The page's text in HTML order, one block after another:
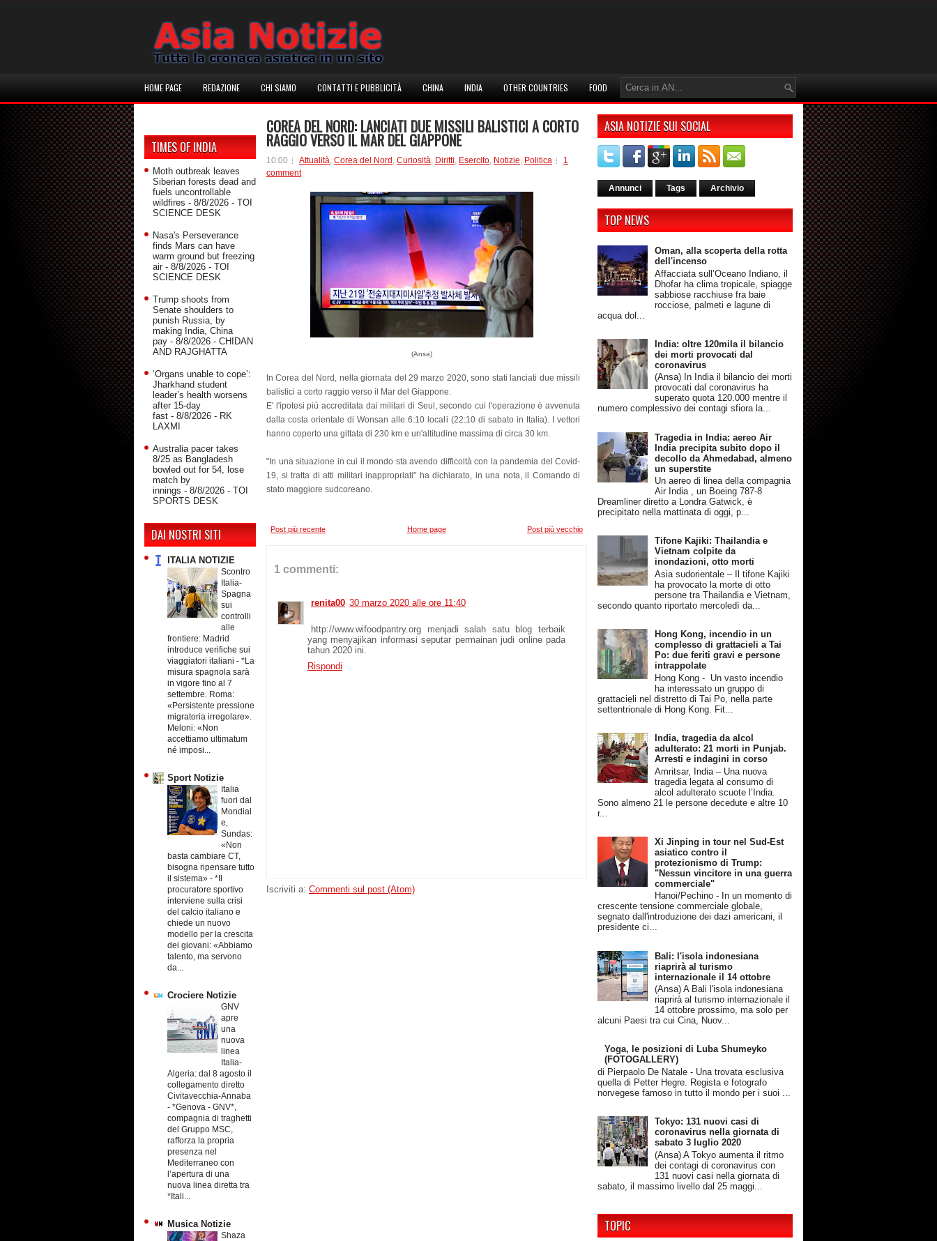
HOME PAGE REDAZIONE CHI SIAMO CONTATTI E PUBBLICITÀ CHINA INDIA OTHER COUNTRIES FOOD
TIMES OF INDIA
Moth outbreak leaves
Siberian forests dead and
fuels uncontrollable
wildfires - 8/8/2026 - TOI
SCIENCE DESK
Nasa's Perseverance
finds Mars can have
warm ground but freezing
air - 8/8/2026 - TOI
SCIENCE DESK
Trump shoots from
Senate shoulders to
punish Russia, by
making India, China
pay - 8/8/2026 - CHIDAN
AND RAJGHATTA
‘Organs unable to cope’:
Jharkhand student
leader’s health worsens
after 15-day
fast - 8/8/2026 - RK
LAXMI
Australia pacer takes
8/25 as Bangladesh
bowled out for 54, lose
match by
innings - 8/8/2026 - TOI
SPORTS DESK
DAI NOSTRI SITI
ITALIA NOTIZIE
Scontro
Italia-
Spagna
sui
controlli
alle
frontiere: Madrid
introduce verifiche sui
viaggiatori italiani - *La
misura spagnola sarà
in vigore fino al 7
settembre. Roma:
«Persistente pressione
migratoria irregolare».
Meloni: «Non
accettiamo ultimatum
né imposi...
Sport Notizie
Italia
fuori dal
Mondial
e,
Sundas:
«Non
basta cambiare CT,
bisogna ripensare tutto
il sistema» - *Il
procuratore sportivo
interviene sulla crisi
del calcio italiano e
chiede un nuovo
modello per la crescita
dei giovani: «Abbiamo
talento, ma servono
da...
Crociere Notizie
GNV
apre
una
nuova
linea
Italia-
Algeria: dal 8 agosto il
collegamento diretto
Civitavecchia-Annaba
- *Genova - GNV*,
compagnia di traghetti
del Gruppo MSC,
rafforza la propria
presenza nel
Mediterraneo con
l’apertura di una
nuova linea diretta tra
*Itali...
Musica Notizie
Shaza
COREA DEL NORD: LANCIATI DUE MISSILI BALISTICI A CORTO
RAGGIO VERSO IL MAR DEL GIAPPONE
10:00 Attualità, Corea del Nord , Curiosità, Diritti, Esercito, Notizie, Politica
1
comment
(Ansa)
In Corea del Nord, nella giornata del 29 marzo 2020, sono stati lanciati due missili
balistici a corto raggio verso il Mar del Giappone.
E' l'ipotesi più accreditata dai militari di Seul, secondo cui l'operazione è avvenuta
dalla costa orientale di Wonsan alle 6:10 locali (22:10 di sabato in Italia). I vettori
hanno coperto una gittata di 230 km e un'altitudine massima di circa 30 km.
"In una situazione in cui il mondo sta avendo difficoltà con la pandemia del Covid-
19, si tratta di atti militari inappropriati" ha dichiarato, in una nota, il Comando di
stato maggiore sudcoreano.
Post più recente Post più vecchio
Home page
1 commenti:
renita00 30 marzo 2020 alle ore 11:40
http://www.wifoodpantry.org menjadi salah satu blog terbaik
yang menyajikan informasi seputar permainan judi online pada
tahun 2020 ini.
Rispondi
Iscriviti a: Commenti sul post (Atom)
ASIA NOTIZIE SUI SOCIAL
Annunci Tags Archivio
TOP NEWS
Oman, alla scoperta della rotta
dell'incenso
Affacciata sull’Oceano Indiano, il
Dhofar ha clima tropicale, spiagge
sabbiose racchiuse fra baie
rocciose, palmeti e lagune di
acqua dol...
India: oltre 120mila il bilancio
dei morti provocati dal
coronavirus
(Ansa) In India il bilancio dei morti
provocati dal coronavirus ha
superato quota 120.000 mentre il
numero complessivo dei contagi sfiora la...
Tragedia in India: aereo Air
India precipita subito dopo il
decollo da Ahmedabad, almeno
un superstite
Un aereo di linea della compagnia
Air India , un Boeing 787-8
Dreamliner diretto a Londra Gatwick, è
precipitato nella mattinata di oggi, p...
Tifone Kajiki: Thailandia e
Vietnam colpite da
inondazioni, otto morti
Asia sudorientale – Il tifone Kajiki
ha provocato la morte di otto
persone tra Thailandia e Vietnam,
secondo quanto riportato mercoledì da...
Hong Kong, incendio in un
complesso di grattacieli a Tai
Po: due feriti gravi e persone
intrappolate
Hong Kong - Un vasto incendio
ha interessato un gruppo di
grattacieli nel distretto di Tai Po, nella parte
settentrionale di Hong Kong. Fit...
India, tragedia da alcol
adulterato: 21 morti in Punjab.
Arresti e indagini in corso
Amritsar, India – Una nuova
tragedia legata al consumo di
alcol adulterato scuote l’India.
Sono almeno 21 le persone decedute e altre 10
r...
Xi Jinping in tour nel Sud-Est
asiatico contro il
protezionismo di Trump:
"Nessun vincitore in una guerra
commerciale"
Hanoi/Pechino - In un momento di
crescente tensione commerciale globale,
segnato dall'introduzione dei dazi americani, il
presidente ci...
Bali: l'isola indonesiana
riaprirà al turismo
internazionale il 14 ottobre
(Ansa) A Bali l'isola indonesiana
riaprirà al turismo internazionale il
14 ottobre prossimo, ma solo per
alcuni Paesi tra cui Cina, Nuov...
Yoga, le posizioni di Luba Shumeyko
(FOTOGALLERY)
di Pierpaolo De Natale - Una trovata esclusiva
quella di Petter Hegre. Regista e fotografo
norvegese famoso in tutto il mondo per i suoi ...
Tokyo: 131 nuovi casi di
coronavirus nella giornata di
sabato 3 luglio 2020
(Ansa) A Tokyo aumenta il ritmo
dei contagi di coronavirus con
131 nuovi casi nella giornata di
sabato, il massimo livello dal 25 maggi...
TOPIC